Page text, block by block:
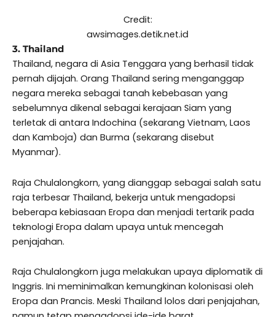
Credit:
awsimages.detik.net.id
3. Thailand
Thailand, negara di Asia Tenggara yang berhasil tidak
pernah dijajah. Orang Thailand sering menganggap
negara mereka sebagai tanah kebebasan yang
sebelumnya dikenal sebagai kerajaan Siam yang
terletak di antara Indochina (sekarang Vietnam, Laos
dan Kamboja) dan Burma (sekarang disebut
Myanmar).
Raja Chulalongkorn, yang dianggap sebagai salah satu
raja terbesar Thailand, bekerja untuk mengadopsi
beberapa kebiasaan Eropa dan menjadi tertarik pada
teknologi Eropa dalam upaya untuk mencegah
penjajahan.
Raja Chulalongkorn juga melakukan upaya diplomatik di
Inggris. Ini meminimalkan kemungkinan kolonisasi oleh
Eropa dan Prancis. Meski Thailand lolos dari penjajahan,